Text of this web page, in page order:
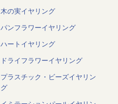
木の実イヤリング
パンフラワーイヤリング
ハートイヤリング
ドライフラワーイヤリング
プラスチック・ビーズイヤリン
グ